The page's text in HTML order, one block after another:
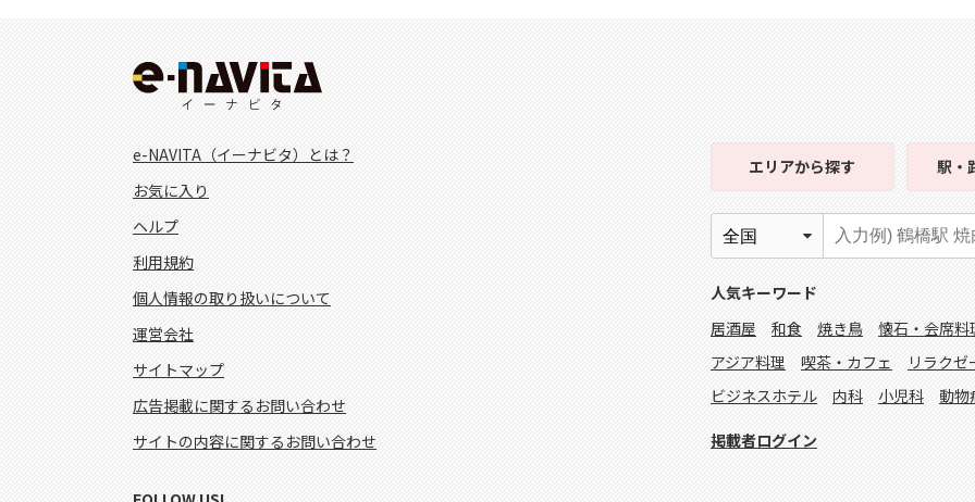
e-NAVITA（イーナビタ）とは？
お気に入り
ヘルプ
利用規約
個人情報の取り扱いについて
運営会社
サイトマップ
広告掲載に関するお問い合わせ
サイトの内容に関するお問い合わせ
エリアから探す 駅・
人気キーワード
居酒屋
和食 焼き鳥 懐石・会席料
アジア料理
喫茶・カフェ リラクゼ
ビジネスホテル
内科 小児科 動物
掲載者ログイン